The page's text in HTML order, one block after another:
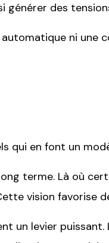
générer des
ni
qui en font un
terme. Là où
vision favorise
un levier